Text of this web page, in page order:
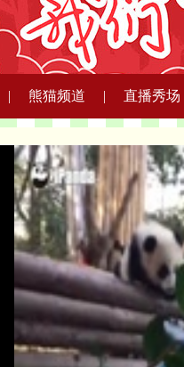
| 熊猫频道 | 直播秀场